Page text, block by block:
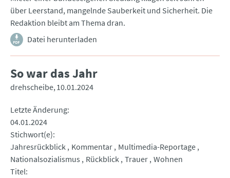
über Leerstand, mangelnde Sauberkeit und Sicherheit. Die
Redaktion bleibt am Thema dran.
Datei herunterladen
So war das Jahr
drehscheibe 10.01.2024
Letzte Änderung
04.01.2024
Stichwort(e)
Jahresrückblick Kommentar Multimedia-Reportage
Nationalsozialismus
Rückblick Trauer Wohnen
Titel